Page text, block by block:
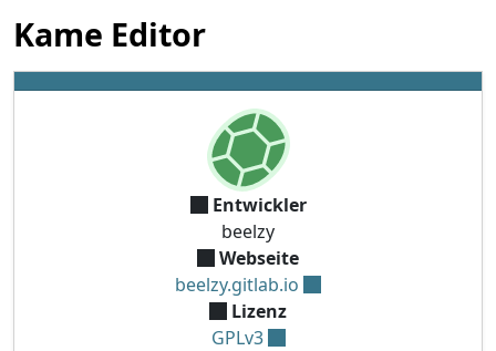
Kame Editor
Entwickler
beelzy
Webseite
beelzy.gitlab.io
Lizenz
GPLv3